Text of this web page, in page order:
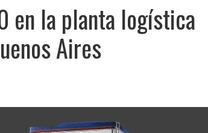
en la planta logística
Aires